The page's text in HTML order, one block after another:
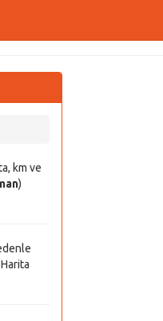
km ve
)